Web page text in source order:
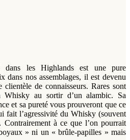
les Highlands est une pure
dans nos assemblages, il est devenu
de connaisseurs. Rares sont
au sortir d’un alambic. Sa
et sa pureté vous prouveront que ce
fait l’agressivité du Whisky (souvent
Contrairement à ce que l’on pourrait
» ni un « brûle-papilles » mais